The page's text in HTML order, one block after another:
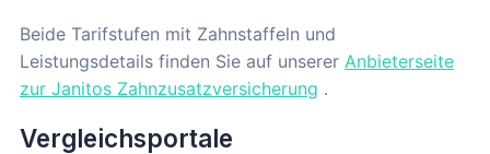
Beide Tarifstufen mit Zahnstaffeln und
Leistungsdetails finden Sie auf unserer Anbieterseite
zur Janitos Zahnzusatzversicherung .
Vergleichsportale